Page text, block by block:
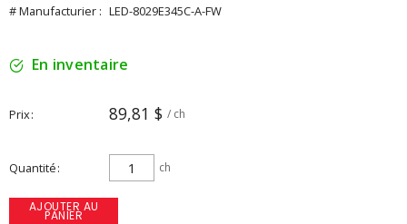
# Manufacturier : LED-8029E345C-A-FW
En inventaire
Prix 89,81 $ / ch
Quantité ch
AJOUTER AU
PANIER